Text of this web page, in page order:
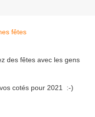
des fêtes avec les gens
cotés pour 2021 :-)